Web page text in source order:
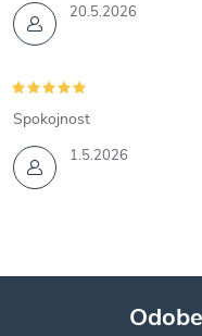
20.5.2026
1.5.2026
Spokojnost